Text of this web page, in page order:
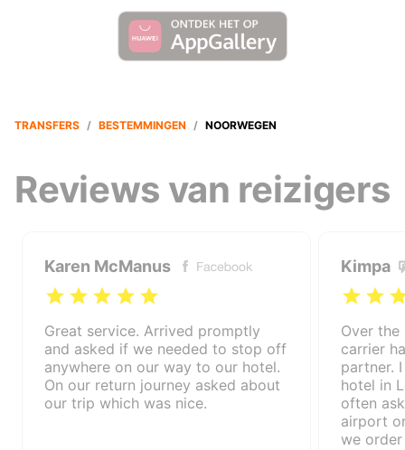
TRANSFERS / BESTEMMINGEN / NOORWEGEN
Reviews van reizigers
Karen McManus
Great service. Arrived promptly
and asked if we needed to stop off
anywhere on our way to our hotel.
On our return journey asked about
our trip which was nice.
Kimpa
Over
carrier
partner.
hotel in
often
airport
we order